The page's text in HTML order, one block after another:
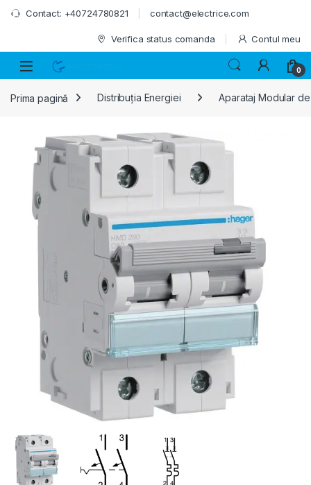
Skip to navigation
Skip to content
Contact: +40724780821 contact@electrice.com
Verifica status comanda Contul meu
0
Prima pagină Distribuția Energiei Aparataj Modular